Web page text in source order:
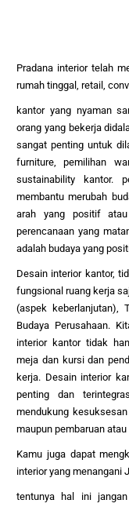
Pradana interior telah
rumah tinggal, retail,
kantor yang nyaman
orang yang bekerja
sangat penting untuk
furniture, pemilihan
sustainability kantor.
membantu merubah
arah yang positif
perencanaan yang
adalah budaya yang
Desain interior kantor,
fungsional ruang kerja
(aspek keberlanjutan),
Budaya Perusahaan.
interior kantor tidak
meja dan kursi dan
kerja. Desain interior
penting dan
mendukung
maupun pembaruan
Kamu juga dapat
interior yang menangani
tentunya hal ini